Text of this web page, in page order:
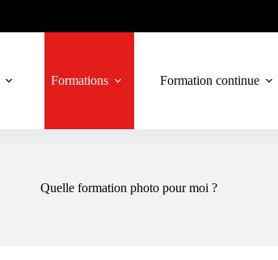
Formations Formation continue
Quelle formation photo pour moi ?